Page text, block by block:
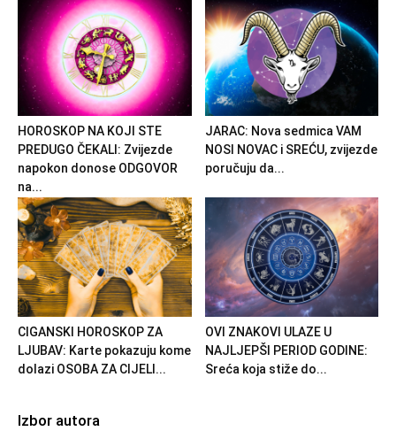
HOROSKOP NA KOJI STE
PREDUGO ČEKALI: Zvijezde
napokon donose ODGOVOR
na...
JARAC: Nova sedmica VAM
NOSI NOVAC i SREĆU, zvijezde
poručuju da...
CIGANSKI HOROSKOP ZA
LJUBAV: Karte pokazuju kome
dolazi OSOBA ZA CIJELI...
OVI ZNAKOVI ULAZE U
NAJLJEPŠI PERIOD GODINE:
Sreća koja stiže do...
Izbor autora